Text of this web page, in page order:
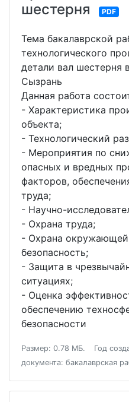
шестерня
PDF
Тема бакалаврской
технологического
детали вал
Сызрань
Данная работа
- Характеристика
объекта;
- Технологический
- Мероприятия по
опасных и вредных
факторов,
труда;
- Научно-
- Охрана труда;
- Охрана окружающей
безопасность;
- Защита в
ситуациях;
- Оценка
обеспечению
безопасности
Размер: 0.78 МБ. Год
документа: бакалаврская